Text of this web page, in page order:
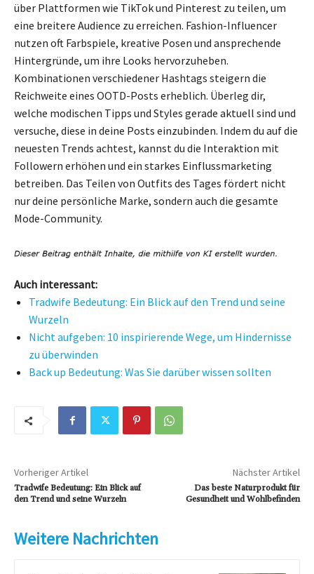
über Plattformen wie TikTok und Pinterest zu teilen, um
eine breitere Audience zu erreichen. Fashion-Influencer
nutzen oft Farbspiele, kreative Posen und ansprechende
Hintergründe, um ihre Looks hervorzuheben.
Kombinationen verschiedener Hashtags steigern die
Reichweite eines OOTD-Posts erheblich. Überleg dir,
welche modischen Tipps und Styles gerade aktuell sind und
versuche, diese in deine Posts einzubinden. Indem du auf die
neuesten Trends achtest, kannst du die Interaktion mit
Followern erhöhen und ein starkes Einflussmarketing
betreiben. Das Teilen von Outfits des Tages fördert nicht
nur deine persönliche Marke, sondern auch die gesamte
Mode-Community.
Auch interessant:
Tradwife Bedeutung: Ein Blick auf den Trend und seine
Wurzeln
Nicht aufgeben: 10 inspirierende Wege, um Hindernisse
zu überwinden
Back up Bedeutung: Was Sie darüber wissen sollten
Vorheriger Artikel
Tradwife Bedeutung: Ein Blick auf
den Trend und seine Wurzeln
Nächster Artikel
Das beste Naturprodukt für
Gesundheit und Wohlbefinden
Weitere Nachrichten